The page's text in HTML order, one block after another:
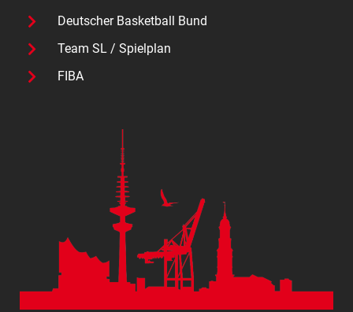
Deutscher Basketball Bund
Team SL / Spielplan
FIBA